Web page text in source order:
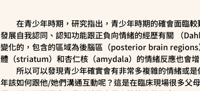
在青少年時期，研究指出，青少年時期的確會面臨較
發展自我認同、認知功能跟正負向情緒的經歷有關 （
變化的，包含的區域為後腦區（posterior brain
體（striatum）和杏仁核（amydala）的情緒反應也會
所以可以發現青少年確實會有非常多複雜的情緒或是
年該如何跟他/她們溝通互動呢？這是在臨床現場很多父